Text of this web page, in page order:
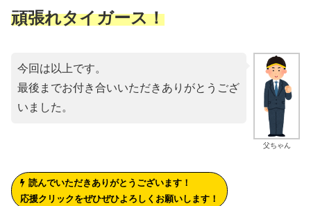
頑張れタイガース！
父ちゃん
今回は以上です。
最後までお付き合いいただきありがとうござ
いました。
読んでいただきありがとうございます！
応援クリックをぜひぜひよろしくお願いします！